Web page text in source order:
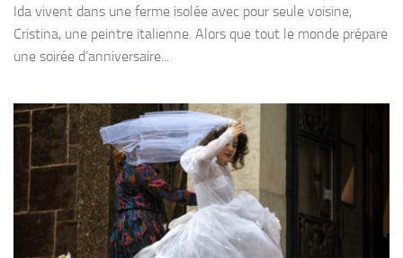
Ida vivent dans une ferme isolée avec pour seule voisine,
Cristina, une peintre italienne. Alors que tout le monde prépare
une soirée d’anniversaire...